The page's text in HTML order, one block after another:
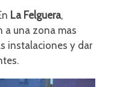
La Felguera,
a una zona mas
instalaciones y dar